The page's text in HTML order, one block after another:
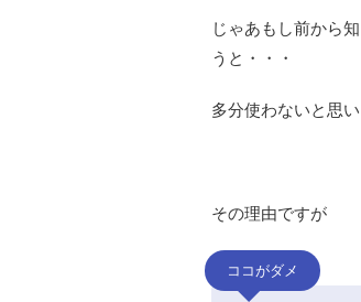
じゃあもし前から
うと・・・
多分使わないと思い
その理由ですが
ココがダメ